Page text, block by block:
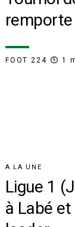
FOOT 224 1
A LA UNE
Ligue 1
à Labé